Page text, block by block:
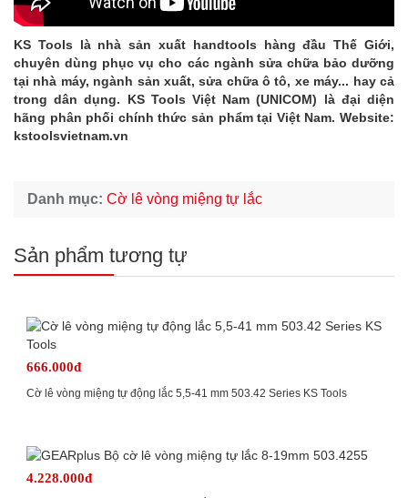
KS Tools là nhà sản xuất handtools hàng đầu Thế Giới,
chuyên dùng phục vụ cho các ngành sửa chữa bảo dưỡng
tại nhà máy, ngành sản xuất, sửa chữa ô tô, xe máy... hay cả
trong dân dụng. KS Tools Việt Nam (UNICOM) là đại diện
hãng phân phối chính thức sản phẩm tại Việt Nam. Website:
kstoolsvietnam.vn
Danh mục: Cờ lê vòng miệng tự lắc
Sản phẩm tương tự
666.000đ
Cờ lê vòng miệng tự động lắc 5,5-41 mm 503.42 Series KS Tools
4.228.000đ